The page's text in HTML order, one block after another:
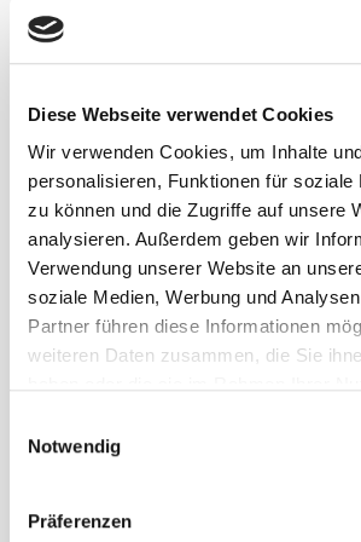
Diese Webseite verwendet Cookies
Wir verwenden Cookies, um Inhalte
personalisieren, Funktionen für soziale
zu können und die Zugriffe auf unsere
analysieren. Außerdem geben wir
Verwendung unserer Website an
soziale Medien, Werbung und
Partner führen diese Informationen
weiteren Daten zusammen, die Sie
Notwendig
Präferenzen
Panorama
Panorama bietet über 11 km² puren
dynamisch dahinrollenden "Autobahn"
pulverschneebedeckte Double Black
abenteuerreichen Waldabfahrt ist hier für
Geschmack und jedes Können etwas
Für diejenigen, die einmal an ihre
empfehlen wir die Taynton Bowl: Ein
Gästen noch mehr In-bound-Action zu
Alle darin befindlichen (ausnahmslos
ist bei Freigabe keine Spezialausrüstung